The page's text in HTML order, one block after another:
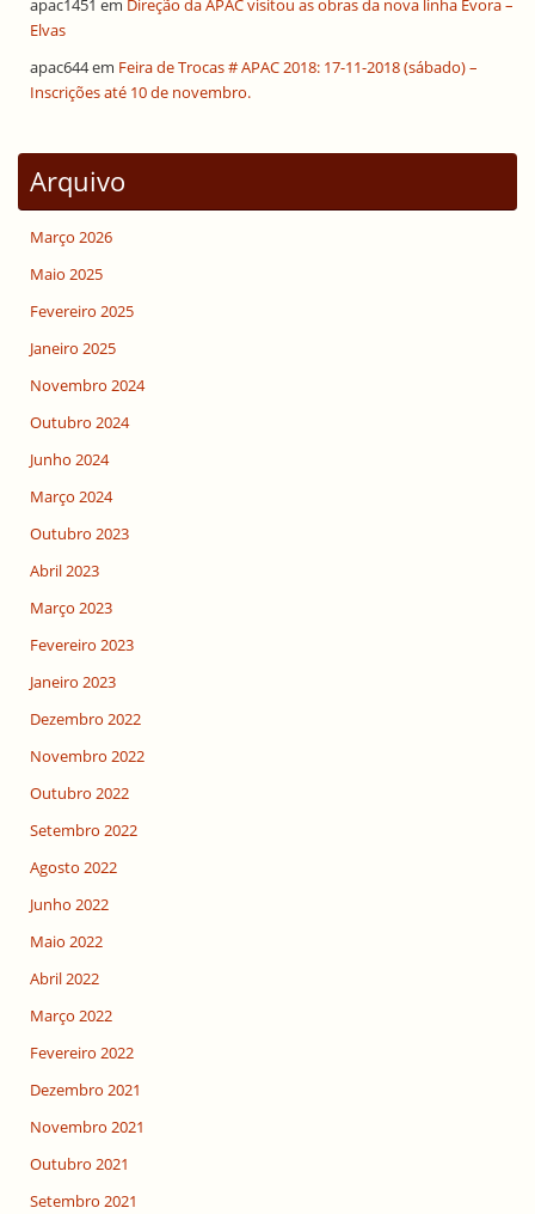
apac1451 em Direção da APAC visitou as obras da nova linha Évora –
Elvas
apac644em Feira de Trocas # APAC 2018: 17-11-2018 (sábado) –
Inscrições até 10 de novembro.
Arquivo
Março 2026
Maio 2025
Fevereiro 2025
Janeiro 2025
Novembro 2024
Outubro 2024
Junho 2024
Março 2024
Outubro 2023
Abril 2023
Março 2023
Fevereiro 2023
Janeiro 2023
Dezembro 2022
Novembro 2022
Outubro 2022
Setembro 2022
Agosto 2022
Junho 2022
Maio 2022
Abril 2022
Março 2022
Fevereiro 2022
Dezembro 2021
Novembro 2021
Outubro 2021
Setembro 2021